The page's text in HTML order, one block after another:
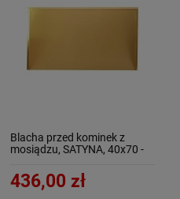
Blacha przed kominek z
mosiądzu, SATYNA, 40x70 -
436,00 zł